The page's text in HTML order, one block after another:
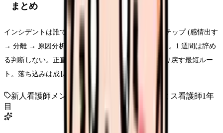
まとめ
インシデントは誰でも起こす。大事なのは回復 5 ステップ (感情出す
→ 分離 → 原因分析 → 再発防止 → 記録) を回すこと。1 週間は辞め
る判断しない。正直な報告と再発防止策が信頼を取り戻す最短ルー
ト。落ち込みは成長の証、1 年後には糧になっとる。
新人看護師 メンタル インシデント 立ち直り ミス看護師1年
目